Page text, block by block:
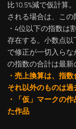
比10.5%減で仮計算
される場合は、この
・4位以下の指数は
存在する。小数点
で修正が一切入ら
の指数の合計は最新
・売上換算は、指
それ以外のものは過
・「仮」マークの
た作品